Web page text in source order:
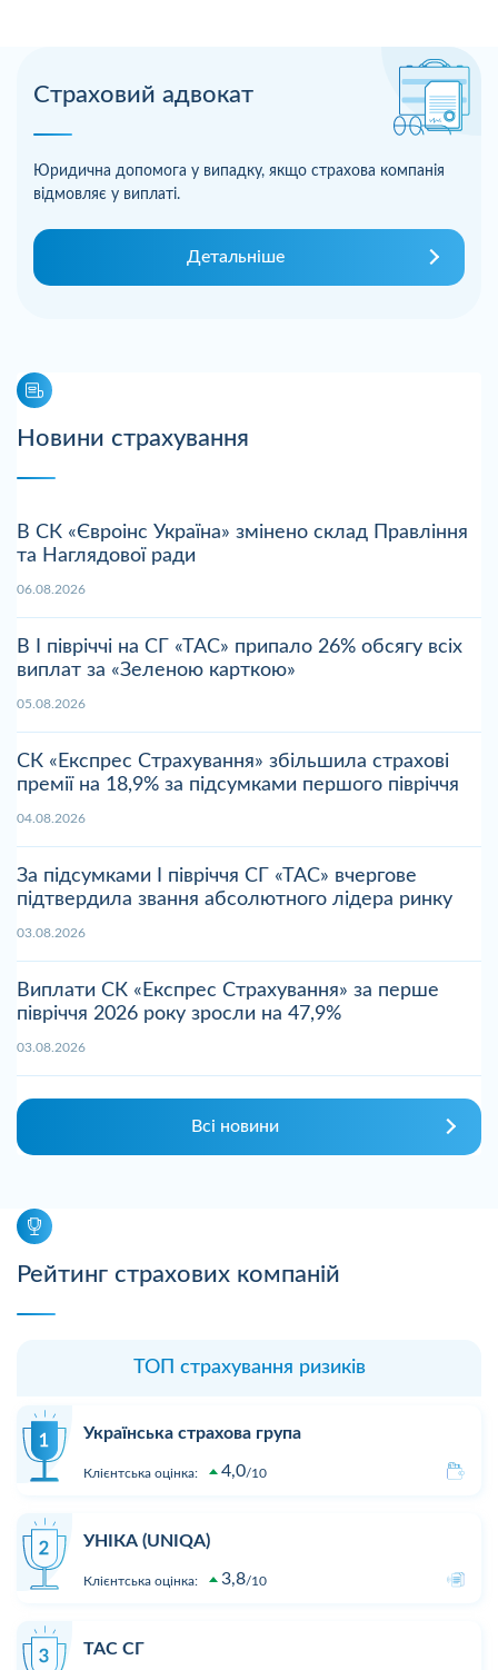
Страховий адвокат
Юридична допомога у випадку, якщо страхова компанія
відмовляє у виплаті.
Детальніше
Новини страхування
В СК «Євроінс Україна» змінено склад Правління
та Наглядової ради
06.08.2026
В І півріччі на СГ «ТАС» припало 26% обсягу всіх
виплат за «Зеленою карткою»
05.08.2026
СК «Експрес Страхування» збільшила страхові
премії на 18,9% за підсумками першого півріччя
04.08.2026
За підсумками І півріччя СГ «ТАС» вчергове
підтвердила звання абсолютного лідера ринку
03.08.2026
Виплати СК «Експрес Страхування» за перше
півріччя 2026 року зросли на 47,9%
03.08.2026
Всі новини
Рейтинг страхових компаній
ТОП страхування ризиків
Українська страхова група
Клієнтська оцінка: 4,0 10
УНІКА (UNIQA)
Клієнтська оцінка: 3,8 10
ТАС СГ